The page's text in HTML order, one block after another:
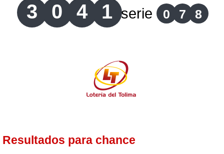
3 0 4 1 serie 0 7 8
Resultados para chance